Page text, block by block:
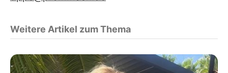
Weitere Artikel zum Thema